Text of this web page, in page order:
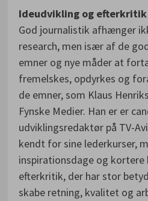
Ideudvikling og efterkritik
God journalistik afhænger
research, men især af de
emner og nye måder at
fremelskes, opdyrkes og
de emner, som Klaus
Fynske Medier. Han er er
udviklingsredaktør på TV-
kendt for sine lederkurser,
inspirationsdage og kortere
efterkritik, der har stor
skabe retning, kvalitet og